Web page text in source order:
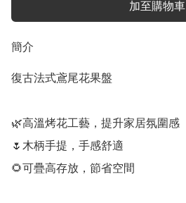
加至購物車
簡介
復古法式鳶尾花果盤
🌿高溫烤花工藝，提升家居氛圍感
🌷木柄手提，手感舒適
🌻可疊高存放，節省空間